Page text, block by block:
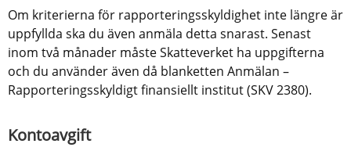
Om kriterierna för rapporteringsskyldighet inte längre är
uppfyllda ska du även anmäla detta snarast. Senast
inom två månader måste Skatteverket ha uppgifterna
och du använder även då blanketten Anmälan –
Rapporteringsskyldigt finansiellt institut (SKV 2380).
Kontoavgift